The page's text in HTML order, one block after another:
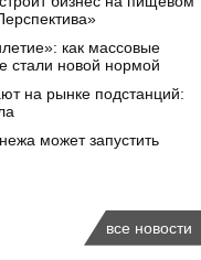
как массовые
стали новой нормой
на рынке подстанций:
может запустить
все новости